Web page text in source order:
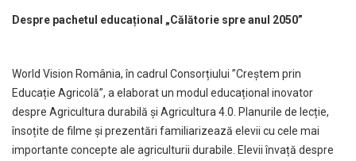
Despre pachetul educațional „Călătorie spre anul 2050”
World Vision România, în cadrul Consorțiului ”Creștem prin
Educație Agricolă”, a elaborat un modul educațional inovator
despre Agricultura durabilă și Agricultura 4.0. Planurile de lecție,
însoțite de filme și prezentări familiarizează elevii cu cele mai
importante concepte ale agriculturii durabile. Elevii învață despre